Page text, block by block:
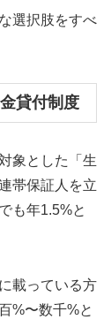
選択肢をすべ
貸付制度
象とした「生
帯保証人を立
も年1.5%と
載っている方
%〜数千%と